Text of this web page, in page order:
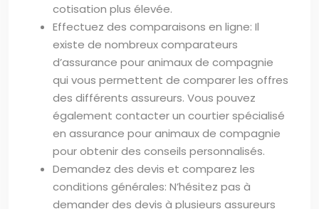
cotisation plus élevée.
Effectuez des comparaisons en ligne: Il
existe de nombreux comparateurs
d’assurance pour animaux de compagnie
qui vous permettent de comparer les offres
des différents assureurs. Vous pouvez
également contacter un courtier spécialisé
en assurance pour animaux de compagnie
pour obtenir des conseils personnalisés.
Demandez des devis et comparez les
conditions générales: N’hésitez pas à
demander des devis à plusieurs assureurs